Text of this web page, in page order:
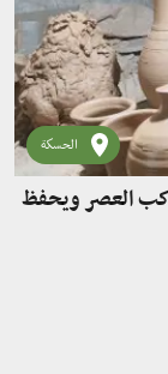
الحسكة
العصر ويحفظ